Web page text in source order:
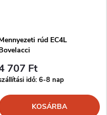
rúd EC4L
707 Ft
idő: 6-8 nap
KOSÁRBA